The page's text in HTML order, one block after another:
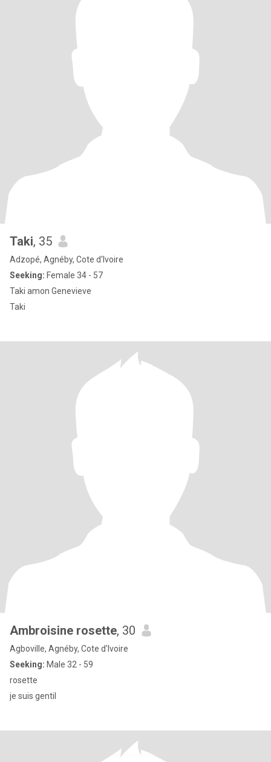
Taki, 35
Adzopé, Agnéby, Cote d'Ivoire
Seeking: Female 34 - 57
Taki amon Genevieve
Taki
Ambroisine rosette, 30
Agboville, Agnéby, Cote d'Ivoire
Seeking: Male 32 - 59
rosette
je suis gentil